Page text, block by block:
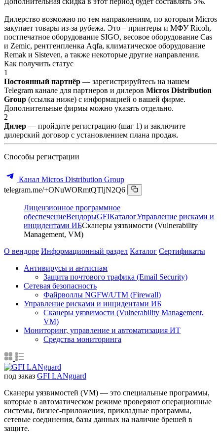
Дилерство возможно по тем направлениям, по которым Micros
закупает товары из-за рубежа. Это – принтеры и МФУ Ricoh,
постпечатное оборудование SIGO, весовое оборудование Cas
и Zemic, рентгенпленка Aqfa, климатическое оборудование
Remak и Sisteven, а также некоторые другие направления.
Как получить статус
1
Постоянный партнёр — зарегистрируйтесь на нашем
Telegram канале для партнеров и дилеров Micros Distribution
Group (ссылка ниже) с информацией о вашей фирме.
Дополнительные фирмы можно указать отдельно.
2
Дилер — пройдите регистрацию (шаг 1) и заключите
дилерский договор с установлением плана продаж.
Способы регистрации
Канал Micros Distribution Group
telegram.me/+ONuWORmtQTljN2Q6
Лицензионное программное
обеспечениеВендорыGFIКаталогУправление рисками и
инцидентами ИБСканеры уязвимости (Vulnerability
Management, VM)
О вендоре Информационный раздел Каталог Сертификаты
Антивирусы и антиспам
Защита почтового трафика (Email Security)
Сетевая безопасность
Файрволлы NGFW/UTM (Firewall)
Управление рисками и инцидентами ИБ
Сканеры уязвимости (Vulnerability Management,
VM)
Мониторинг, управление и автоматизация ИТ
Средства мониторинга
под заказ GFI LANguard
Сканеры уязвимостей (VM) — это специальные программы,
которые в автоматическом режиме проверяют операционные
системы, бизнес-приложения, прикладные программы,
сетевые соединения, базы данных на наличие брешей в
защите.